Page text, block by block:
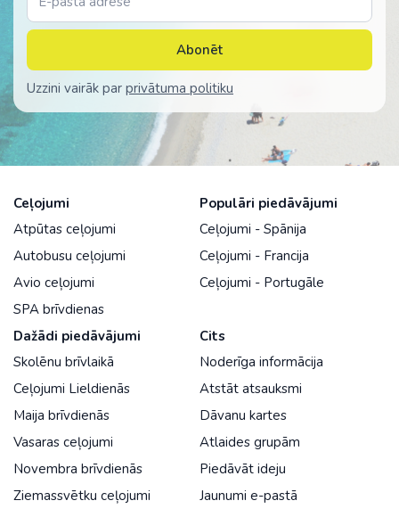
Abonēt
Uzzini vairāk par privātuma politiku
Ceļojumi
Atpūtas ceļojumi
Autobusu ceļojumi
Avio ceļojumi
SPA brīvdienas
Populāri piedāvājumi
Ceļojumi - Spānija
Ceļojumi - Francija
Ceļojumi - Portugāle
Dažādi piedāvājumi
Skolēnu brīvlaikā
Ceļojumi Lieldienās
Maija brīvdienās
Vasaras ceļojumi
Novembra brīvdienās
Ziemassvētku ceļojumi
Cits
Noderīga informācija
Atstāt atsauksmi
Dāvanu kartes
Atlaides grupām
Piedāvāt ideju
Jaunumi e-pastā